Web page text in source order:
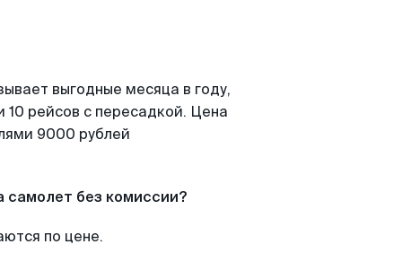
выгодные месяца в году,
рейсов с пересадкой. Цена
9000 рублей
самолет без комиссии?
по цене.